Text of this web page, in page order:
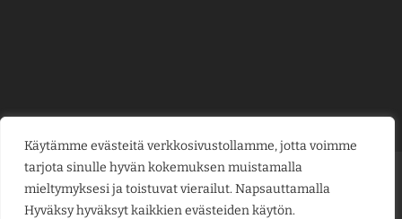
Käytämme evästeitä verkkosivustollamme, jotta voimme
tarjota sinulle hyvän kokemuksen muistamalla
mieltymyksesi ja toistuvat vierailut. Napsauttamalla
Hyväksy hyväksyt kaikkien evästeiden käytön.
Credit
Card
MasterCard
Visa
Visa